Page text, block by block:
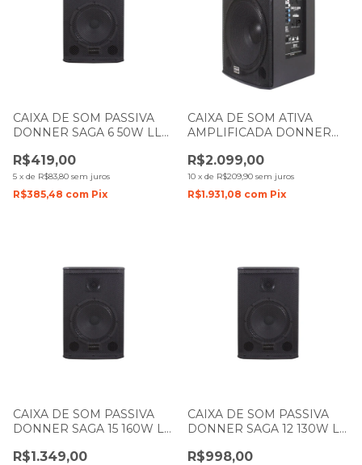
CAIXA DE SOM PASSIVA
DONNER SAGA 6 50W LL
R$419,00
5 x de R$83,80 sem juros
R$385,48 com Pix
CAIXA DE SOM ATIVA
AMPLIFICADA DONNER
R$2.099,00
10 x de R$209,90 sem juros
R$1.931,08 com Pix
CAIXA DE SOM PASSIVA
DONNER SAGA 15 160W LL
R$1.349,00
CAIXA DE SOM PASSIVA
DONNER SAGA 12 130W LL
R$998,00